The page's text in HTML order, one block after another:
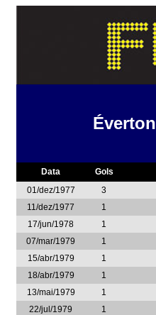
Éverton
Data Gols
01/dez/1977
3
11/dez/1977
1
17/jun/1978
1
07/mar/1979
1
15/abr/1979
1
18/abr/1979
1
13/mai/1979
1
22/jul/1979
1